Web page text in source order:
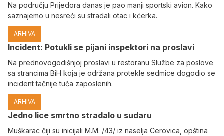
Na području Prijedora danas je pao manji sportski avion. Kako
saznajemo u nesreći su stradali otac i kćerka.
ARHIVA
Incident: Potukli se pijani inspektori na proslavi
Na prednovogodišnjoj proslavi u restoranu Službe za poslove
sa strancima BiH koja je održana protekle sedmice dogodio se
incident tačnije tuča zaposlenih.
ARHIVA
Јedno lice smrtno stradalo u sudaru
Muškarac čiji su inicijali M.M. /43/ iz naselja Cerovica, opština